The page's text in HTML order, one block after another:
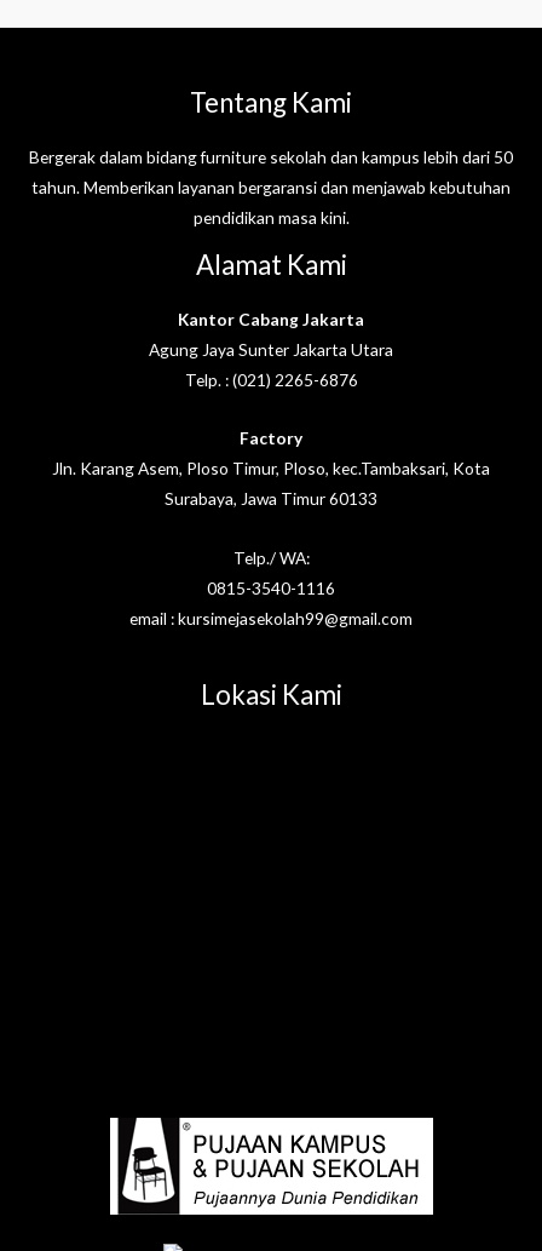
Tentang Kami
Bergerak dalam bidang furniture sekolah dan kampus lebih dari 50
tahun. Memberikan layanan bergaransi dan menjawab kebutuhan
pendidikan masa kini.
Alamat Kami
Kantor Cabang Jakarta
Agung Jaya Sunter Jakarta Utara
Telp. : (021) 2265-6876
Factory
Jln. Karang Asem, Ploso Timur, Ploso, kec.Tambaksari, Kota
Surabaya, Jawa Timur 60133
Telp./ WA:
0815-3540-1116
email : kursimejasekolah99@gmail.com
Lokasi Kami